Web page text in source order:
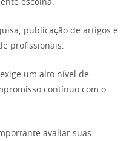
escolha.
publicação de artigos e
profissionais.
um alto nível de
contínuo com o
avaliar suas